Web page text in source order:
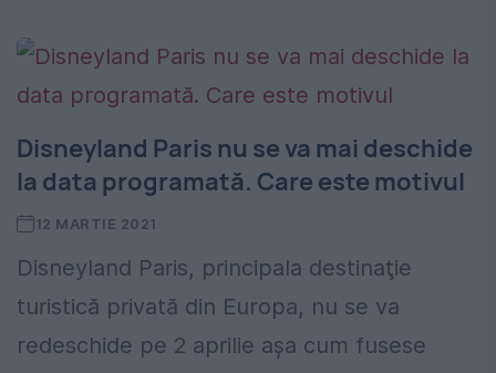
Disneyland Paris nu se va mai deschide
la data programată. Care este motivul
12 MARTIE 2021
Disneyland Paris, principala destinaţie
turistică privată din Europa, nu se va
redeschide pe 2 aprilie aşa cum fusese